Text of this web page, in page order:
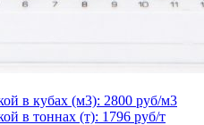
в кубах (м3): 2800 руб/м3
в тоннах (т): 1796 руб/т